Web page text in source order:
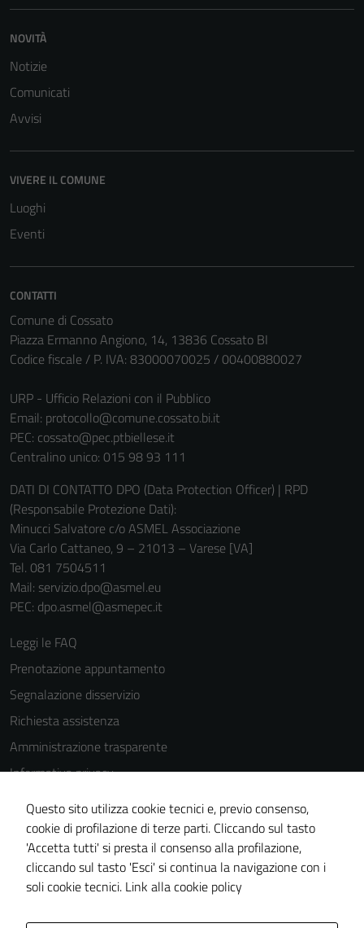
NOVITÀ
Notizie
Comunicati
Avvisi
VIVERE IL COMUNE
Luoghi
Eventi
CONTATTI
Comune di Cossato
Piazza Ermanno Angiono, 14, 13836 Cossato BI
Codice fiscale / P. IVA: 83000070025 / 00400880027
URP - Ufficio Relazioni con il Pubblico
Email: protocollo@comune.cossato.bi.it
PEC: cossato@pec.ptbiellese.it
Centralino unico: 015 98 93 111
DATI DI CONTATTO DPO (Data Protection Officer) | RPD
(Responsabile Protezione Dati):
Minucci Salvatore c/o ASMEL Associazione
Via Carlo Cattaneo, 9 – 21013 – Varese [VA]
Tel. 081 7504511
Mail: servizio.dpo@asmel.eu
PEC: dpo.asmel@asmepec.it
Leggi le FAQ
Prenotazione appuntamento
Segnalazione disservizio
Richiesta assistenza
Amministrazione trasparente
Informativa privacy
Cookie Policy
Note legali
Dichiarazione di accessibilità
Piano di miglioramento del sito
Questo sito utilizza cookie tecnici e, previo consenso,
cookie di profilazione di terze parti. Cliccando sul tasto
'Accetta tutti' si presta il consenso alla profilazione,
cliccando sul tasto 'Esci' si continua la navigazione con i
soli cookie tecnici. Link alla cookie policy
personali.